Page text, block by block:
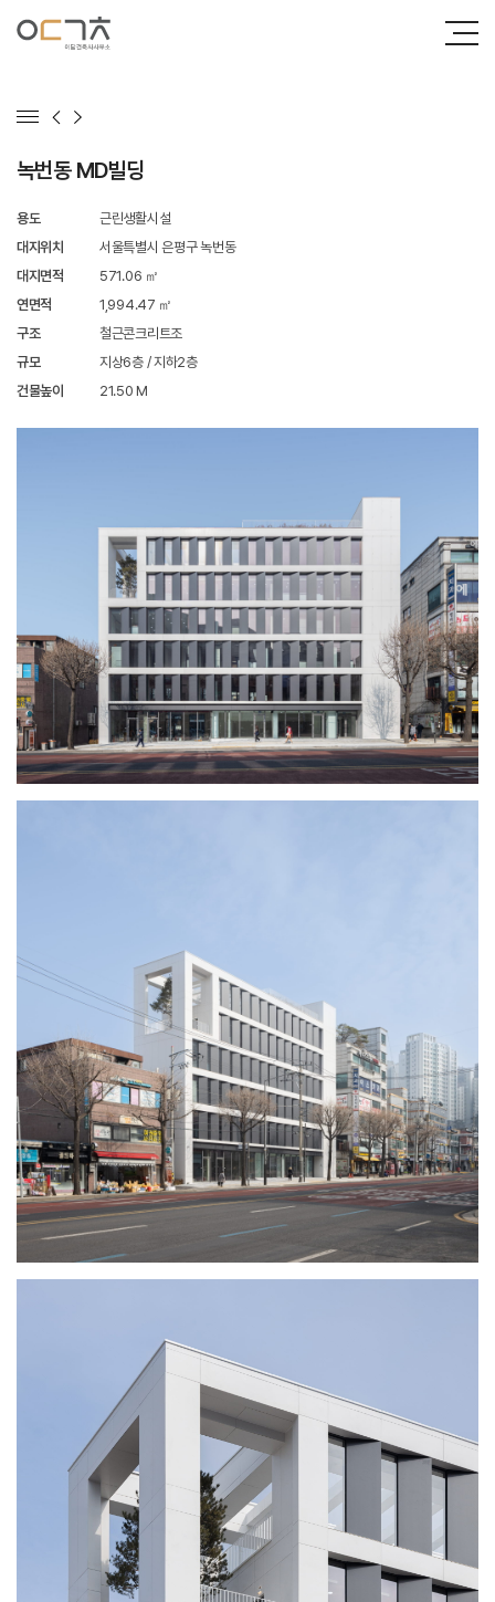
녹번동 MD빌딩
용도
근린생활시설
대지위치
서울특별시 은평구 녹번동
대지면적
571.06 ㎡
연면적
1,994.47 ㎡
구조
철근콘크리트조
규모
지상6층 / 지하2층
건물높이
21.50 M